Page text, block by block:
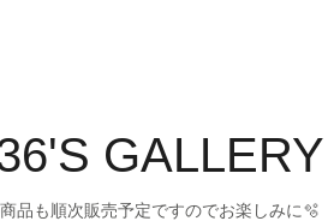
GALLERY
品も順次販売予定ですのでお楽しみに🫧